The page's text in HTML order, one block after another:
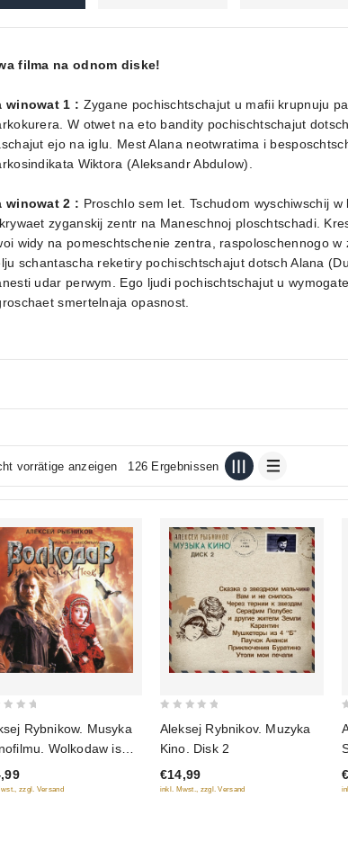
filma na odnom diske!
winowat 1 : Zygane pochischtschajut u mafii krupnuju
W otwet na eto bandity pochischtschajut
ejo na iglu. Mest Alana neotwratima i
Wiktora (Aleksandr Abdulow).
winowat 2 : Proschlo sem let. Tschudom wyschiwschij
zyganskij zentr na Maneschnoj ploschtschadi.
widy na pomeschtschenie zentra, raspoloschennogo
schantascha reketiry pochischtschajut dotsch Alana
udar perwym. Ego ljudi pochischtschajut u
smertelnaja opasnost.
vorrätige anzeigen 126 Ergebnissen
Rybnikow. Musyka
Wolkodaw is
Serych Psow
zzgl. Versand
of
5
Aleksej Rybnikov. Muzyka
Kino. Disk 2
€14,99
inkl. Mwst., zzgl. Versand
5